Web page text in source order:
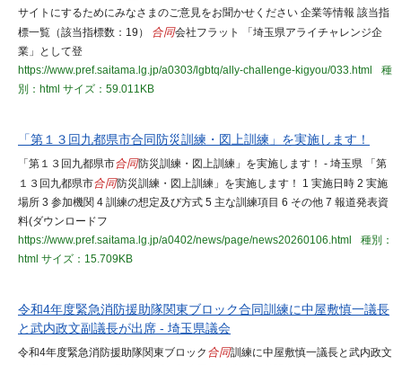
サイトにするためにみなさまのご意見をお聞かせください 企業等情報 該当指
標一覧（該当指標数：19） 合同会社フラット 「埼玉県アライチャレンジ企
業」として登
https://www.pref.saitama.lg.jp/a0303/lgbtq/ally-challenge-kigyou/033.html
種
別：html サイズ：59.011KB
「第１３回九都県市合同防災訓練・図上訓練」を実施します！
「第１３回九都県市合同防災訓練・図上訓練」を実施します！ - 埼玉県 「第
１３回九都県市合同防災訓練・図上訓練」を実施します！ 1 実施日時 2 実施
場所 3 参加機関 4 訓練の想定及び方式 5 主な訓練項目 6 その他 7 報道発表資
料(ダウンロードフ
https://www.pref.saitama.lg.jp/a0402/news/page/news20260106.html
種別：
html サイズ：15.709KB
令和4年度緊急消防援助隊関東ブロック合同訓練に中屋敷慎一議長
と武内政文副議長が出席 - 埼玉県議会
令和4年度緊急消防援助隊関東ブロック 合同訓練に中屋敷慎一議長と武内政文